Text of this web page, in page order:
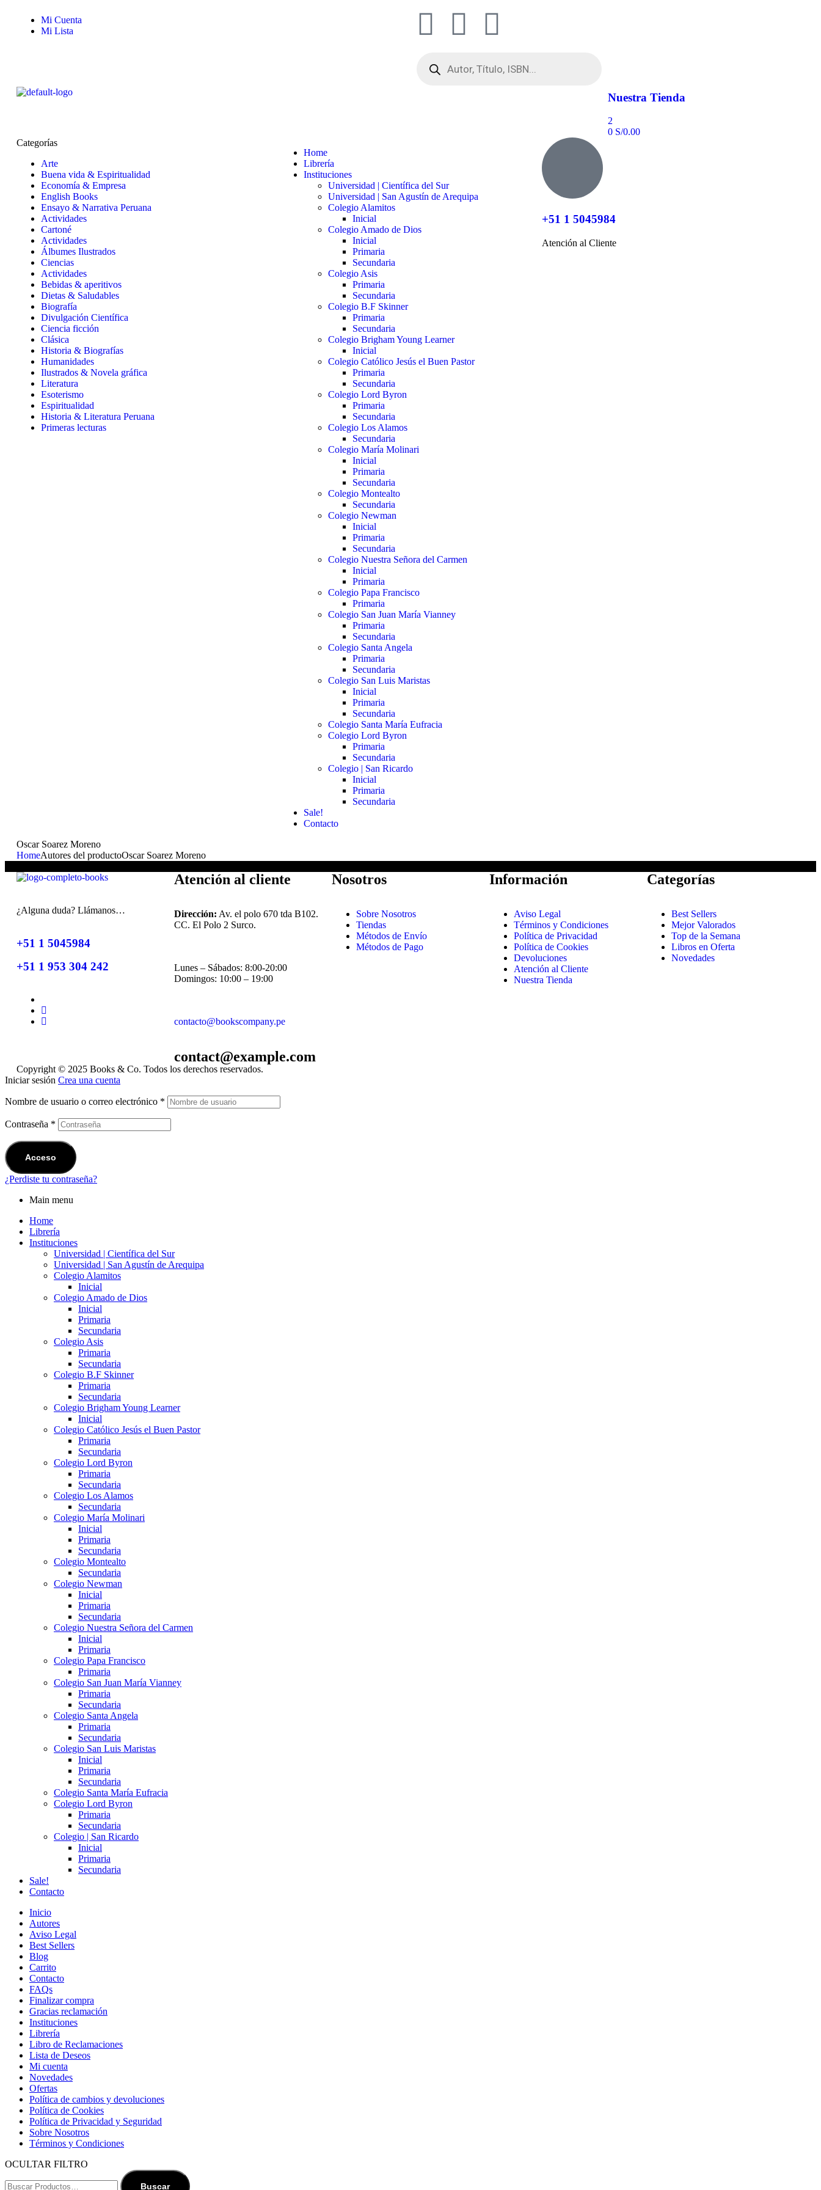
Mi Cuenta
Mi Lista
Nuestra Tienda
2
0 S/0.00
Categorías
Arte
Buena vida & Espiritualidad
Economía & Empresa
English Books
Ensayo & Narrativa Peruana
Actividades
Cartoné
Actividades
Álbumes Ilustrados
Ciencias
Actividades
Bebidas & aperitivos
Dietas & Saludables
Biografía
Divulgación Científica
Ciencia ficción
Clásica
Historia & Biografías
Humanidades
Ilustrados & Novela gráfica
Literatura
Esoterismo
Espiritualidad
Historia & Literatura Peruana
Primeras lecturas
Home
Librería
Instituciones
Universidad | Científica del Sur
Universidad | San Agustín de Arequipa
Colegio Alamitos
Inicial
Colegio Amado de Dios
Inicial
Primaria
Secundaria
Colegio Asis
Primaria
Secundaria
Colegio B.F Skinner
Primaria
Secundaria
Colegio Brigham Young Learner
Inicial
Colegio Católico Jesús el Buen Pastor
Primaria
Secundaria
Colegio Lord Byron
Primaria
Secundaria
Colegio Los Alamos
Secundaria
Colegio María Molinari
Inicial
Primaria
Secundaria
Colegio Montealto
Secundaria
Colegio Newman
Inicial
Primaria
Secundaria
Colegio Nuestra Señora del Carmen
Inicial
Primaria
Colegio Papa Francisco
Primaria
Colegio San Juan María Vianney
Primaria
Secundaria
Colegio Santa Angela
Primaria
Secundaria
Colegio San Luis Maristas
Inicial
Primaria
Secundaria
Colegio Santa María Eufracia
Colegio Lord Byron
Primaria
Secundaria
Colegio | San Ricardo
Inicial
Primaria
Secundaria
Sale!
Contacto
+51 1 5045984
Atención al Cliente
Oscar Soarez Moreno
HomeAutores del productoOscar Soarez Moreno
¿Alguna duda? Llámanos…
+51 1 5045984
+51 1 953 304 242
Atención al cliente
Dirección: Av. el polo 670 tda B102.
CC. El Polo 2 Surco.
Lunes – Sábados: 8:00-20:00
Domingos: 10:00 – 19:00
contacto@bookscompany.pe
contact@example.com
Nosotros
Sobre Nosotros
Tiendas
Métodos de Envío
Métodos de Pago
Información
Aviso Legal
Términos y Condiciones
Política de Privacidad
Política de Cookies
Devoluciones
Atención al Cliente
Nuestra Tienda
Categorías
Best Sellers
Mejor Valorados
Top de la Semana
Libros en Oferta
Novedades
Copyright © 2025 Books & Co. Todos los derechos reservados.
Iniciar sesión Crea una cuenta
Nombre de usuario o correo electrónico *
Contraseña *
Acceso
¿Perdiste tu contraseña?
Main menu
Home
Librería
Instituciones
Universidad | Científica del Sur
Universidad | San Agustín de Arequipa
Colegio Alamitos
Inicial
Colegio Amado de Dios
Inicial
Primaria
Secundaria
Colegio Asis
Primaria
Secundaria
Colegio B.F Skinner
Primaria
Secundaria
Colegio Brigham Young Learner
Inicial
Colegio Católico Jesús el Buen Pastor
Primaria
Secundaria
Colegio Lord Byron
Primaria
Secundaria
Colegio Los Alamos
Secundaria
Colegio María Molinari
Inicial
Primaria
Secundaria
Colegio Montealto
Secundaria
Colegio Newman
Inicial
Primaria
Secundaria
Colegio Nuestra Señora del Carmen
Inicial
Primaria
Colegio Papa Francisco
Primaria
Colegio San Juan María Vianney
Primaria
Secundaria
Colegio Santa Angela
Primaria
Secundaria
Colegio San Luis Maristas
Inicial
Primaria
Secundaria
Colegio Santa María Eufracia
Colegio Lord Byron
Primaria
Secundaria
Colegio | San Ricardo
Inicial
Primaria
Secundaria
Sale!
Contacto
Inicio
Autores
Aviso Legal
Best Sellers
Blog
Carrito
Contacto
FAQs
Finalizar compra
Gracias reclamación
Instituciones
Librería
Libro de Reclamaciones
Lista de Deseos
Mi cuenta
Novedades
Ofertas
Política de cambios y devoluciones
Política de Cookies
Política de Privacidad y Seguridad
Sobre Nosotros
Términos y Condiciones
OCULTAR FILTRO
Buscar